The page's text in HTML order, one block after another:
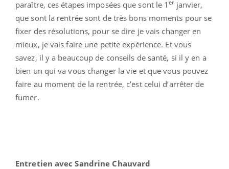
paraître, ces étapes imposées que sont le 1erjanvier,
que sont la rentrée sont de très bons moments pour se
fixer des résolutions, pour se dire je vais changer en
mieux, je vais faire une petite expérience. Et vous
savez, il y a beaucoup de conseils de santé, si il y en a
bien un qui va vous changer la vie et que vous pouvez
faire au moment de la rentrée, c’est celui d’arrêter de
fumer.
Entretien avec Sandrine Chauvard